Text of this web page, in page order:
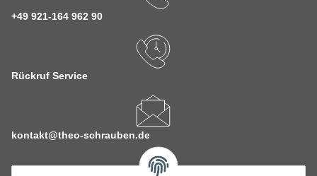
+49 921-164 962 90
Rückruf Service
kontakt@theo-schrauben.de